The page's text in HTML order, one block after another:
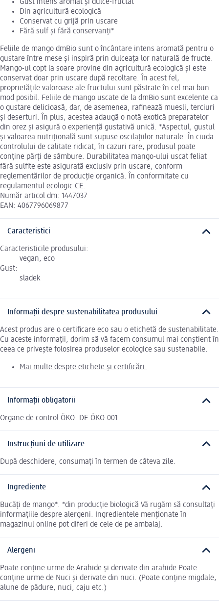
Gust intens aromat și dulce-fructat
Din agricultură ecologică
Conservat cu grijă prin uscare
Fără sulf și fără conservanți*
Feliile de mango dmBio sunt o încântare intens aromată pentru o
gustare între mese și inspiră prin dulceața lor naturală de fructe.
Mango-ul copt la soare provine din agricultură ecologică și este
conservat doar prin uscare după recoltare. În acest fel,
proprietățile valoroase ale fructului sunt păstrate în cel mai bun
mod posibil. Feliile de mango uscate de la dmBio sunt excelente ca
o gustare delicioasă, dar, de asemenea, rafinează muesli, terciuri
și deserturi. În plus, acestea adaugă o notă exotică preparatelor
din orez și asigură o experiență gustativă unică. *Aspectul, gustul
și valoarea nutrițională sunt supuse oscilațiilor naturale. În ciuda
controlului de calitate ridicat, în cazuri rare, produsul poate
conține părți de sâmbure. Durabilitatea mango-ului uscat feliat
fără sulfite este asigurată exclusiv prin uscare, conform
reglementărilor de producție organică. În conformitate cu
regulamentul ecologic CE.
Număr articol dm: 1447037
EAN: 4067796069877
Caracteristici
Caracteristicile produsului:
vegan, eco
Gust:
sladek
Informații despre sustenabilitatea produsului
Acest produs are o certificare eco sau o etichetă de sustenabilitate.
Cu aceste informații, dorim să vă facem consumul mai conștient în
ceea ce privește folosirea produselor ecologice sau sustenabile.
Mai multe despre etichete și certificări.
Informații obligatorii
Organe de control ÖKO: DE-ÖKO-001
Instrucțiuni de utilizare
După deschidere, consumați în termen de câteva zile.
Ingrediente
Bucăți de mango*. *din producție biologică Vă rugăm să consultați
informațiile despre alergeni. Ingredientele menționate în
magazinul online pot diferi de cele de pe ambalaj.
Alergeni
Poate conține urme de Arahide și derivate din arahide Poate
conține urme de Nuci și derivate din nuci. (Poate conține migdale,
alune de pădure, nuci, caju etc.)